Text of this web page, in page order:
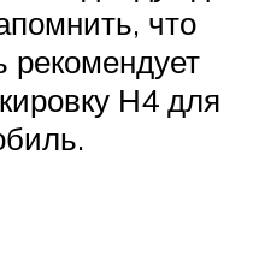
что
рекомендует
Н4 для